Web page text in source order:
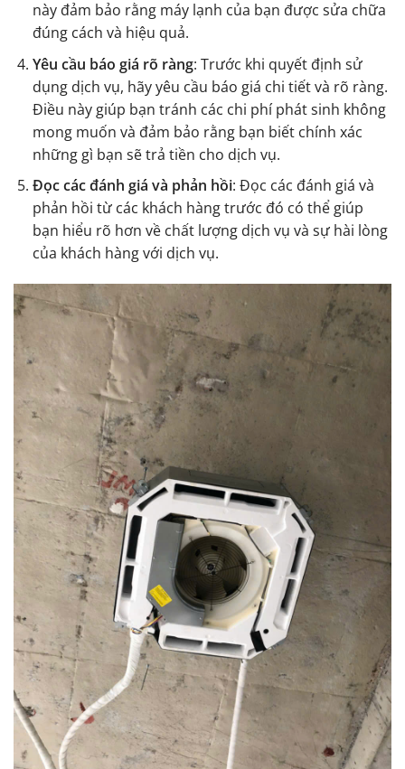
này đảm bảo rằng máy lạnh của bạn được sửa chữa
đúng cách và hiệu quả.
Yêu cầu báo giá rõ ràng: Trước khi quyết định sử
dụng dịch vụ, hãy yêu cầu báo giá chi tiết và rõ ràng.
Điều này giúp bạn tránh các chi phí phát sinh không
mong muốn và đảm bảo rằng bạn biết chính xác
những gì bạn sẽ trả tiền cho dịch vụ.
Đọc các đánh giá và phản hồi: Đọc các đánh giá và
phản hồi từ các khách hàng trước đó có thể giúp
bạn hiểu rõ hơn về chất lượng dịch vụ và sự hài lòng
của khách hàng với dịch vụ.